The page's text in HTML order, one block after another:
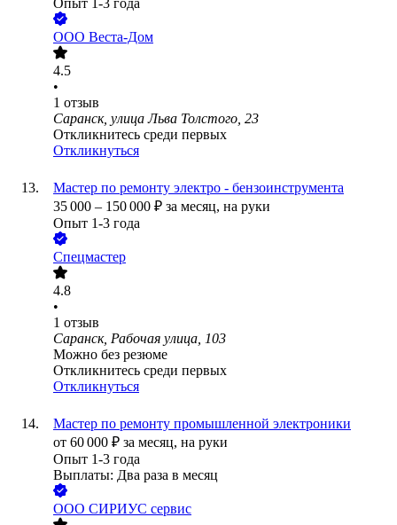
Опыт 1-3 года
ООО Веста-Дом
4.5
•
1 отзыв
Саранск, улица Льва Толстого, 23
Откликнитесь среди первых
Откликнуться
Мастер по ремонту электро - бензоинструмента
35 000 – 150 000 ₽ за месяц, на руки
Опыт 1-3 года
Спецмастер
4.8
•
1 отзыв
Саранск, Рабочая улица, 103
Можно без резюме
Откликнитесь среди первых
Откликнуться
Мастер по ремонту промышленной электроники
от 60 000 ₽ за месяц, на руки
Опыт 1-3 года
Выплаты: Два раза в месяц
ООО СИРИУС сервис